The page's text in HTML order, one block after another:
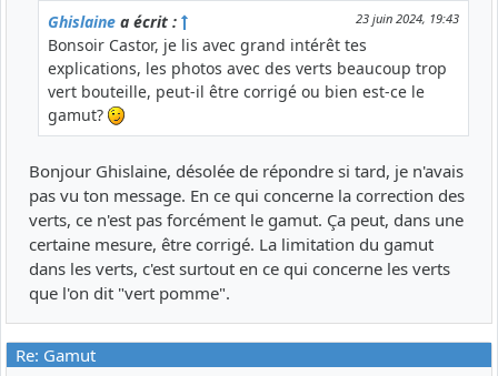
23 juin 2024, 19:43
Ghislaine a écrit :
Bonsoir Castor, je lis avec grand intérêt tes
explications, les photos avec des verts beaucoup trop
vert bouteille, peut-il être corrigé ou bien est-ce le
gamut?
Bonjour Ghislaine, désolée de répondre si tard, je n'avais
pas vu ton message. En ce qui concerne la correction des
verts, ce n'est pas forcément le gamut. Ça peut, dans une
certaine mesure, être corrigé. La limitation du gamut
dans les verts, c'est surtout en ce qui concerne les verts
que l'on dit "vert pomme".
Re: Gamut